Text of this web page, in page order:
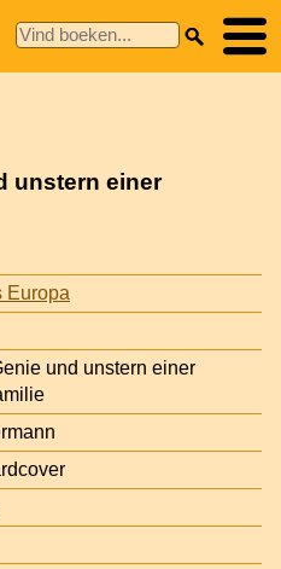
unstern einer
Europa
und unstern einer